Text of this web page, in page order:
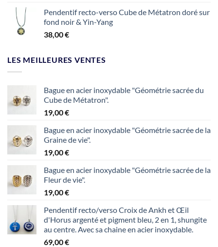
Pendentif recto-verso Cube de Métatron doré sur
fond noir & Yin-Yang
38,00€
LES MEILLEURES VENTES
Bague en acier inoxydable "Géométrie sacrée du
Cube de Métatron".
19,00€
Bague en acier inoxydable "Géométrie sacrée de la
Graine de vie".
19,00€
Bague en acier inoxydable "Géométrie sacrée de la
Fleur de vie".
19,00€
Pendentif recto/verso Croix de Ankh et Œil
d'Horus argenté et pigment bleu, 2 en 1, shungite
au centre. Avec sa chaine en acier inoxydable.
69,00€